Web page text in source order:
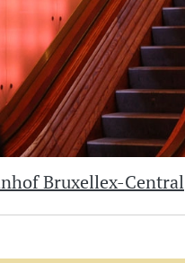
Bruxellex-Central